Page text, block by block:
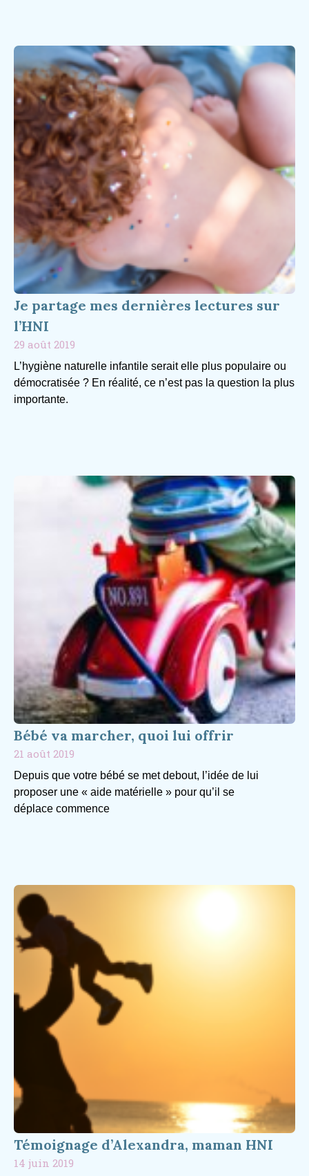
Je partage mes dernières lectures sur
l’HNI
29 août 2019
L’hygiène naturelle infantile serait elle plus populaire ou
démocratisée ? En réalité, ce n’est pas la question la plus
importante.
Bébé va marcher, quoi lui offrir
21 août 2019
Depuis que votre bébé se met debout, l’idée de lui
proposer une « aide matérielle » pour qu’il se
déplace commence
Témoignage d’Alexandra, maman HNI
14 juin 2019